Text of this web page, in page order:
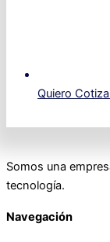
Quiero
Somos una
tecnología.
Navegación